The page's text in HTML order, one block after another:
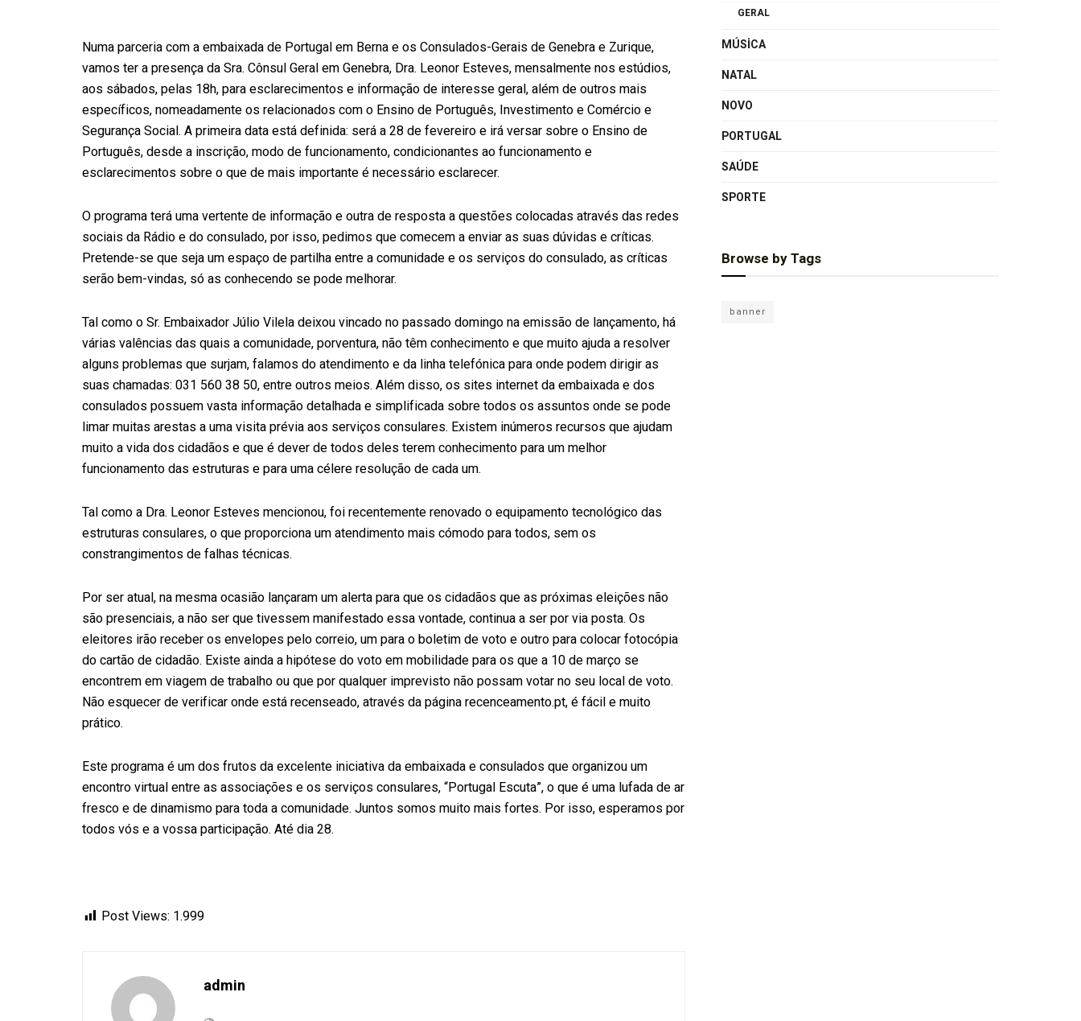
Numa parceria com a embaixada de Portugal em Berna e os Consulados-Gerais de Genebra e Zurique,
vamos ter a presença da Sra. Cônsul Geral em Genebra, Dra. Leonor Esteves, mensalmente nos estúdios,
aos sábados, pelas 18h, para esclarecimentos e informação de interesse geral, além de outros mais
específicos, nomeadamente os relacionados com o Ensino de Português, Investimento e Comércio e
Segurança Social. A primeira data está definida: será a 28 de fevereiro e irá versar sobre o Ensino de
Português, desde a inscrição, modo de funcionamento, condicionantes ao funcionamento e
esclarecimentos sobre o que de mais importante é necessário esclarecer.
O programa terá uma vertente de informação e outra de resposta a questões colocadas através das redes
sociais da Rádio e do consulado, por isso, pedimos que comecem a enviar as suas dúvidas e críticas.
Pretende-se que seja um espaço de partilha entre a comunidade e os serviços do consulado, as críticas
serão bem-vindas, só as conhecendo se pode melhorar.
Tal como o Sr. Embaixador Júlio Vilela deixou vincado no passado domingo na emissão de lançamento, há
várias valências das quais a comunidade, porventura, não têm conhecimento e que muito ajuda a resolver
alguns problemas que surjam, falamos do atendimento e da linha telefónica para onde podem dirigir as
suas chamadas: 031 560 38 50, entre outros meios. Além disso, os sites internet da embaixada e dos
consulados possuem vasta informação detalhada e simplificada sobre todos os assuntos onde se pode
limar muitas arestas a uma visita prévia aos serviços consulares. Existem inúmeros recursos que ajudam
muito a vida dos cidadãos e que é dever de todos deles terem conhecimento para um melhor
funcionamento das estruturas e para uma célere resolução de cada um.
Tal como a Dra. Leonor Esteves mencionou, foi recentemente renovado o equipamento tecnológico das
estruturas consulares, o que proporciona um atendimento mais cómodo para todos, sem os
constrangimentos de falhas técnicas.
Por ser atual, na mesma ocasião lançaram um alerta para que os cidadãos que as próximas eleições não
são presenciais, a não ser que tivessem manifestado essa vontade, continua a ser por via posta. Os
eleitores irão receber os envelopes pelo correio, um para o boletim de voto e outro para colocar fotocópia
do cartão de cidadão. Existe ainda a hipótese do voto em mobilidade para os que a 10 de março se
encontrem em viagem de trabalho ou que por qualquer imprevisto não possam votar no seu local de voto.
Não esquecer de verificar onde está recenseado, através da página recenceamento.pt, é fácil e muito
prático.
Este programa é um dos frutos da excelente iniciativa da embaixada e consulados que organizou um
encontro virtual entre as associações e os serviços consulares, “Portugal Escuta”, o que é uma lufada de ar
fresco e de dinamismo para toda a comunidade. Juntos somos muito mais fortes. Por isso, esperamos por
todos vós e a vossa participação. Até dia 28.
Post Views: 1.999
admin
GERAL
MÚSICA
NATAL
NOVO
PORTUGAL
SAÚDE
SPORTE
Browse by Tags
banner